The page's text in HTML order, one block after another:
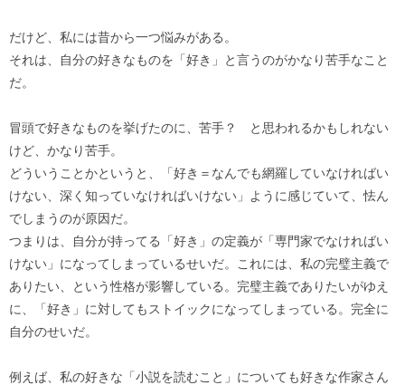
だけど、私には昔から一つ悩みがある。
それは、自分の好きなものを「好き」と言うのがかなり苦手なこと
だ。
冒頭で好きなものを挙げたのに、苦手？ と思われるかもしれない
けど、かなり苦手。
どういうことかというと、「好き＝なんでも網羅していなければい
けない、深く知っていなければいけない」ように感じていて、怯ん
でしまうのが原因だ。
つまりは、自分が持ってる「好き」の定義が「専門家でなければい
けない」になってしまっているせいだ。これには、私の完璧主義で
ありたい、という性格が影響している。完璧主義でありたいがゆえ
に、「好き」に対してもストイックになってしまっている。完全に
自分のせいだ。
例えば、私の好きな「小説を読むこと」についても好きな作家さん